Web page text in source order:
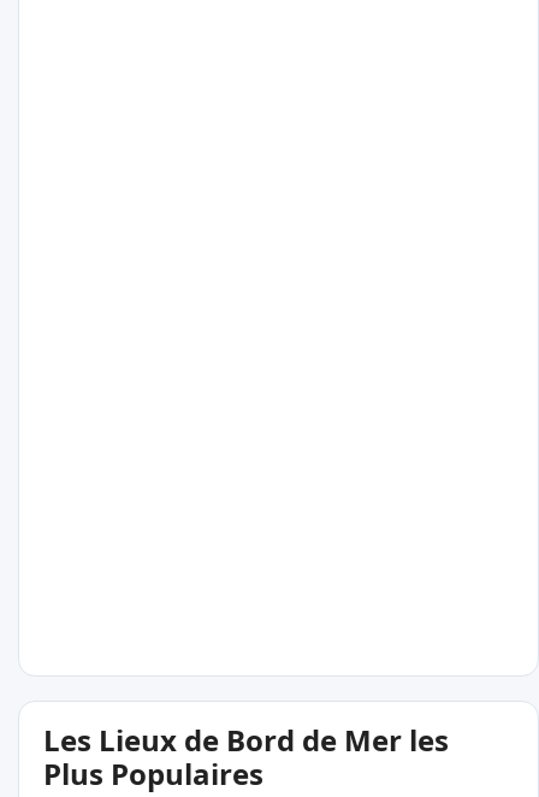
24°C
El Remo
Les Lieux de Bord de Mer les
Plus Populaires